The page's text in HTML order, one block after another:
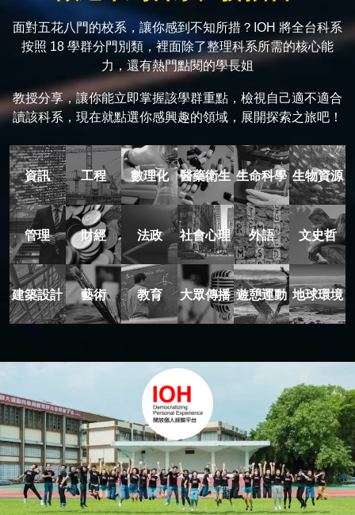
面對五花八門的校系，讓你感到不知所措？IOH 將全台科系
按照 18 學群分門別類，裡面除了整理科系所需的核心能
力，還有熱門點閱的學長姐
教授分享，讓你能立即掌握該學群重點，檢視自己適不適合
讀該科系，現在就點選你感興趣的領域，展開探索之旅吧！
資訊 工程 數理化 醫藥衛生 生命科學 生物資源
管理 財經 法政 社會心理 外語 文史哲
建築設計 藝術 教育 大眾傳播 遊憩運動 地球環境